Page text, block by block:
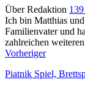
Über Redaktion
Ich bin Matthias
Familienvater und
zahlreichen
Vorheriger
Piatnik Spiel,